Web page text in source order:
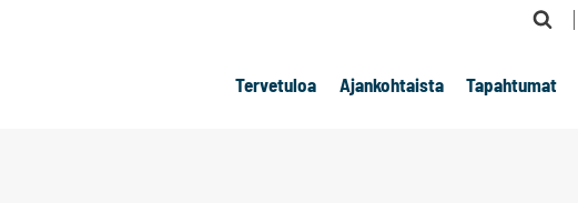
Tervetuloa Ajankohtaista Tapahtumat